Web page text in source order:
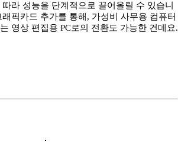
라 성능을 단계적으로 끌어올릴 수 있습니
픽카드 추가를 통해, 가성비 사무용 컴퓨터
영상 편집용 PC로의 전환도 가능한 건데요.